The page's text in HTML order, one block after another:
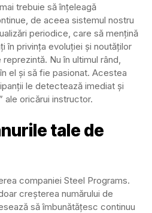
trebuie să înțeleagă
de aceea sistemul nostru
periodice, care să mențină
în privința evoluției și noutăților
Nu în ultimul rând,
el și să fie pasionat. Acestea
le detectează imediat și
ale oricărui instructor.
tale de
companiei Steel Programs.
creșterea numărului de
să îmbunătățesc continuu